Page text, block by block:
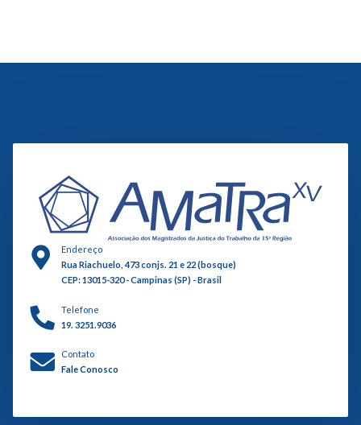
Endereço
Rua Riachuelo, 473 conjs. 21 e 22 (bosque)
CEP: 13015-320 - Campinas (SP) - Brasil
Telefone
19. 3251.9036
Contato
Fale Conosco